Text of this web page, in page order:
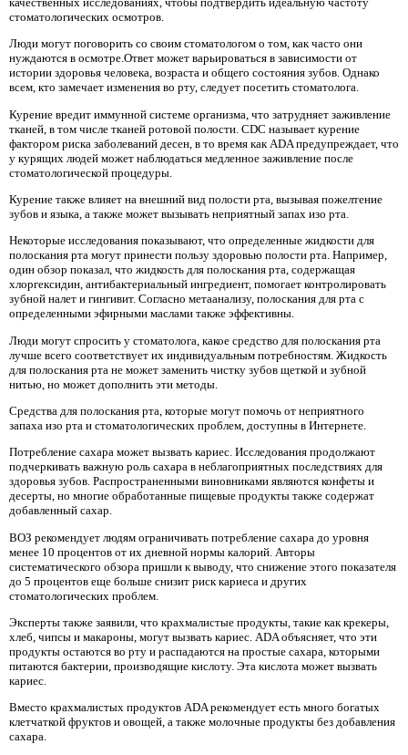
стоматологических осмотров.
Люди могут поговорить со своим стоматологом о том, как часто они
нуждаются в осмотре.Ответ может варьироваться в зависимости от
истории здоровья человека, возраста и общего состояния зубов. Однако
всем, кто замечает изменения во рту, следует посетить стоматолога.
Курение вредит иммунной системе организма, что затрудняет заживление
тканей, в том числе тканей ротовой полости. CDC называет курение
фактором риска заболеваний десен, в то время как ADA предупреждает, что
у курящих людей может наблюдаться медленное заживление после
стоматологической процедуры.
Курение также влияет на внешний вид полости рта, вызывая пожелтение
зубов и языка, а также может вызывать неприятный запах изо рта.
Некоторые исследования показывают, что определенные жидкости для
полоскания рта могут принести пользу здоровью полости рта. Например,
один обзор показал, что жидкость для полоскания рта, содержащая
хлоргексидин, антибактериальный ингредиент, помогает контролировать
зубной налет и гингивит. Согласно метаанализу, полоскания для рта с
определенными эфирными маслами также эффективны.
Люди могут спросить у стоматолога, какое средство для полоскания рта
лучше всего соответствует их индивидуальным потребностям. Жидкость
для полоскания рта не может заменить чистку зубов щеткой и зубной
нитью, но может дополнить эти методы.
Средства для полоскания рта, которые могут помочь от неприятного
запаха изо рта и стоматологических проблем, доступны в Интернете.
Потребление сахара может вызвать кариес. Исследования продолжают
подчеркивать важную роль сахара в неблагоприятных последствиях для
здоровья зубов. Распространенными виновниками являются конфеты и
десерты, но многие обработанные пищевые продукты также содержат
добавленный сахар.
ВОЗ рекомендует людям ограничивать потребление сахара до уровня
менее 10 процентов от их дневной нормы калорий. Авторы
систематического обзора пришли к выводу, что снижение этого показателя
до 5 процентов еще больше снизит риск кариеса и других
стоматологических проблем.
Эксперты также заявили, что крахмалистые продукты, такие как крекеры,
хлеб, чипсы и макароны, могут вызвать кариес. ADA объясняет, что эти
продукты остаются во рту и распадаются на простые сахара, которыми
питаются бактерии, производящие кислоту. Эта кислота может вызвать
кариес.
Вместо крахмалистых продуктов ADA рекомендует есть много богатых
клетчаткой фруктов и овощей, а также молочные продукты без добавления
сахара.